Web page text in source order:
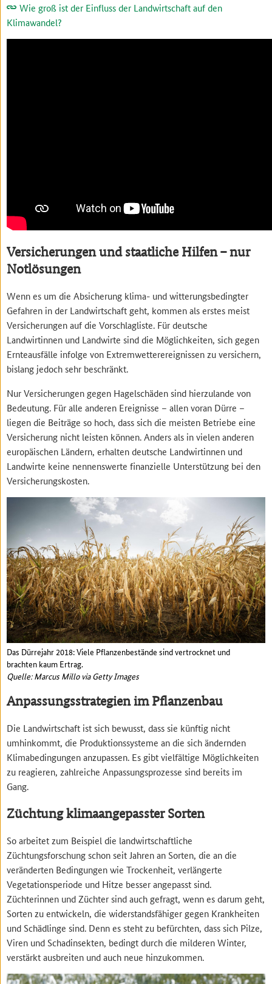
Wie groß ist der Einfluss der Landwirtschaft auf den
Klimawandel?
Versicherungen und staatliche Hilfen – nur
Notlösungen
Wenn es um die Absicherung klima- und witterungsbedingter
Gefahren in der Landwirtschaft geht, kommen als erstes meist
Versicherungen auf die Vorschlagliste. Für deutsche
Landwirtinnen und Landwirte sind die Möglichkeiten, sich gegen
Ernteausfälle infolge von Extremwetterereignissen zu versichern,
bislang jedoch sehr beschränkt.
Nur Versicherungen gegen Hagelschäden sind hierzulande von
Bedeutung. Für alle anderen Ereignisse – allen voran Dürre –
liegen die Beiträge so hoch, dass sich die meisten Betriebe eine
Versicherung nicht leisten können. Anders als in vielen anderen
europäischen Ländern, erhalten deutsche Landwirtinnen und
Landwirte keine nennenswerte finanzielle Unterstützung bei den
Versicherungskosten.
Das Dürrejahr 2018: Viele Pflanzenbestände sind vertrocknet und
brachten kaum Ertrag.
Quelle: Marcus Millo via Getty Images
Anpassungsstrategien im Pflanzenbau
Die Landwirtschaft ist sich bewusst, dass sie künftig nicht
umhinkommt, die Produktionssysteme an die sich ändernden
Klimabedingungen anzupassen. Es gibt vielfältige Möglichkeiten
zu reagieren, zahlreiche Anpassungsprozesse sind bereits im
Gang.
Züchtung klimaangepasster Sorten
So arbeitet zum Beispiel die landwirtschaftliche
Züchtungsforschung schon seit Jahren an Sorten, die an die
veränderten Bedingungen wie Trockenheit, verlängerte
Vegetationsperiode und Hitze besser angepasst sind.
Züchterinnen und Züchter sind auch gefragt, wenn es darum geht,
Sorten zu entwickeln, die widerstandsfähiger gegen Krankheiten
und Schädlinge sind. Denn es steht zu befürchten, dass sich Pilze,
Viren und Schadinsekten, bedingt durch die milderen Winter,
verstärkt ausbreiten und auch neue hinzukommen.